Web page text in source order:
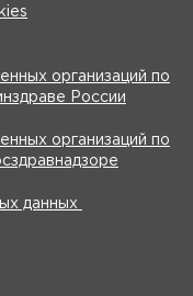
организаций по
России
организаций по
данных